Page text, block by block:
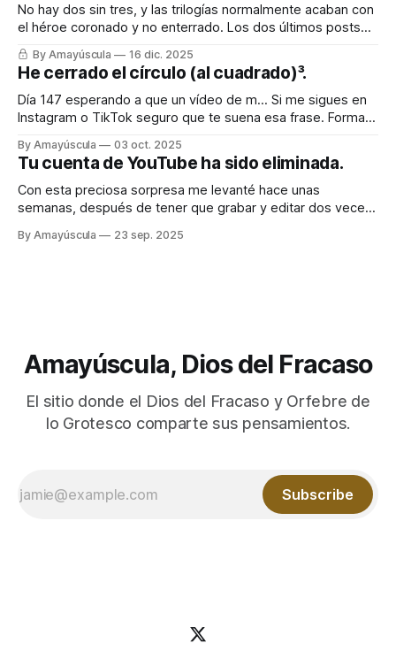
No hay dos sin tres, y las trilogías normalmente acaban con
el héroe coronado y no enterrado. Los dos últimos posts
fueron sobre la batalla imposible e inacabable contra
YouTube, que injustamente había tirado mi canal principal y,
con ello, varias decenas de canales que habían relacionado
conmigo (incluido uno
By Amayúscula 16 dic. 2025
He cerrado el círculo (al cuadrado)³.
Día 147 esperando a que un vídeo de m… Si me sigues en
Instagram o TikTok seguro que te suena esa frase. Forma
con la idea de superar el millón de visitas con contenido
paupérrimo. En Instagram lo conseguí a
By Amayúscula 03 oct. 2025
Tu cuenta de YouTube ha sido eliminada.
Con esta preciosa sorpresa me levanté hace unas
semanas, después de tener que grabar y editar dos veces
principal había sido eliminado de golpe, sin aviso previo. Ya
By Amayúscula 23 sep. 2025
Amayúscula, Dios del Fracaso
El sitio donde el Dios del Fracaso y Orfebre de
lo Grotesco comparte sus pensamientos.
Subscribe